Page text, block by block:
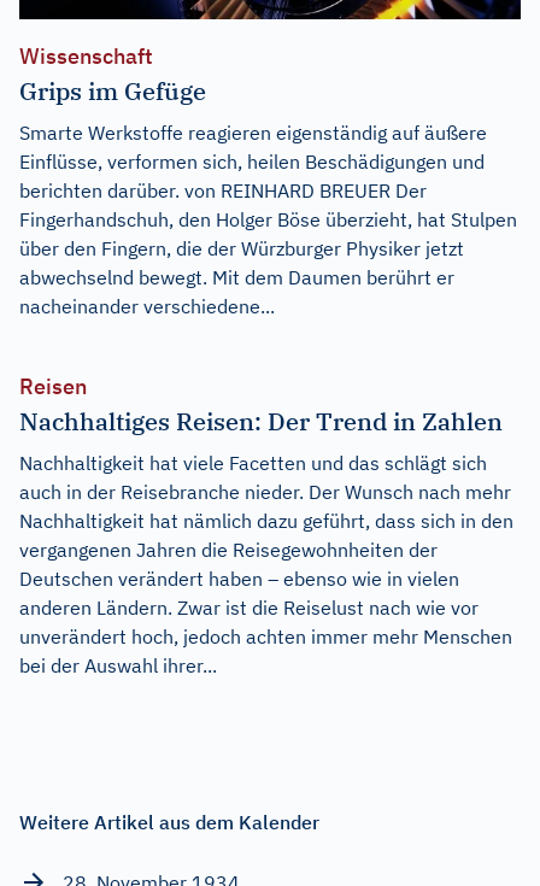
Wissenschaft
Grips im Gefüge
Smarte Werkstoffe reagieren eigenständig auf äußere
Einflüsse, verformen sich, heilen Beschädigungen und
berichten darüber. von REINHARD BREUER Der
Fingerhandschuh, den Holger Böse überzieht, hat Stulpen
über den Fingern, die der Würzburger Physiker jetzt
abwechselnd bewegt. Mit dem Daumen berührt er
nacheinander verschiedene...
Reisen
Nachhaltiges Reisen: Der Trend in Zahlen
Nachhaltigkeit hat viele Facetten und das schlägt sich
auch in der Reisebranche nieder. Der Wunsch nach mehr
Nachhaltigkeit hat nämlich dazu geführt, dass sich in den
vergangenen Jahren die Reisegewohnheiten der
Deutschen verändert haben – ebenso wie in vielen
anderen Ländern. Zwar ist die Reiselust nach wie vor
unverändert hoch, jedoch achten immer mehr Menschen
bei der Auswahl ihrer...
Weitere Artikel aus dem Kalender